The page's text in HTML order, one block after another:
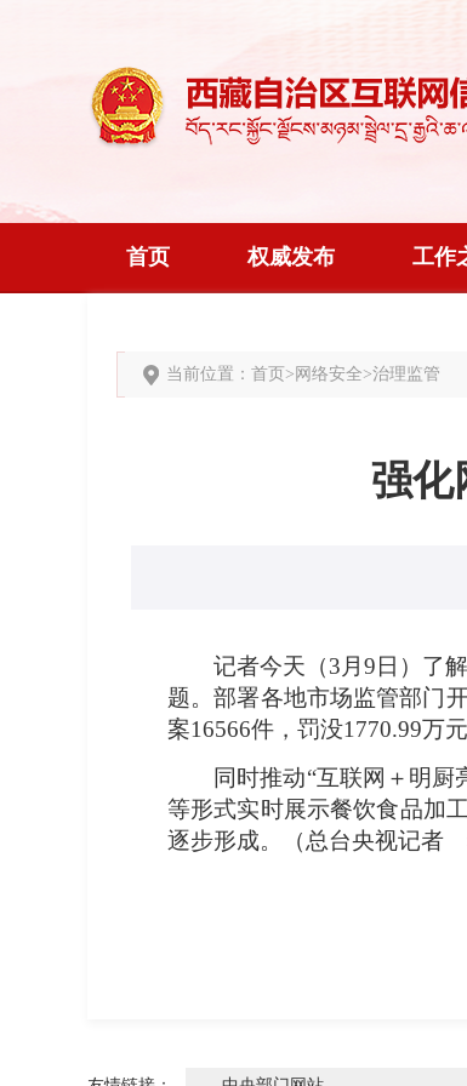
首页 权威发布 工作
当前位置： 首页 > 网络安全>治理监管
强化
记者今天（3月9日）了
题。部署各地市场监管部门
案16566件，罚没1770.99万元
同时推动“互联网＋明厨
等形式实时展示餐饮食品加
逐步形成。
（总台央视记者